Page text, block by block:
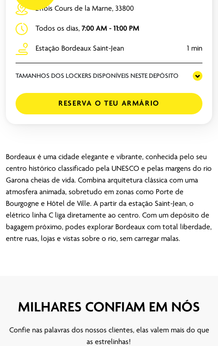
211bis Cours de la Marne, 33800
Todos os dias, 7:00 AM - 11:00 PM
Estação Bordeaux Saint-Jean 1 min
TAMANHOS DOS LOCKERS DISPONÍVEIS NESTE DEPÓSITO
RESERVA O TEU ARMÁRIO
Bordeaux é uma cidade elegante e vibrante, conhecida pelo seu
centro histórico classificado pela UNESCO e pelas margens do rio
Garona cheias de vida. Combina arquitetura clássica com uma
atmosfera animada, sobretudo em zonas como Porte de
Bourgogne e Hôtel de Ville. A partir da estação Saint-Jean, o
elétrico linha C liga diretamente ao centro. Com um depósito de
bagagem próximo, podes explorar Bordeaux com total liberdade,
entre ruas, lojas e vistas sobre o rio, sem carregar malas.
MILHARES CONFIAM EM NÓS
Confie nas palavras dos nossos clientes, elas valem mais do que
as estrelinhas!